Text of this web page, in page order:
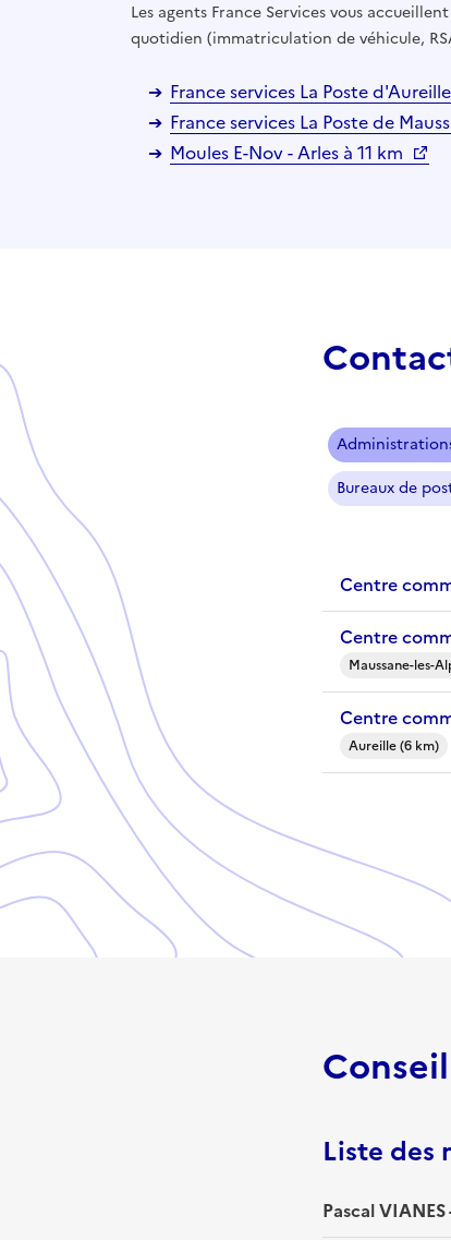
Les agents France Services vous
quotidien (immatriculation de véhicule,
France services La Poste
France services La Poste de
Moules E-Nov - Arles à 11 km
Bureaux de
Centre
Centre
Maussane-les-
Centre
Aureille (6 km)
Liste des
Pascal VIANES